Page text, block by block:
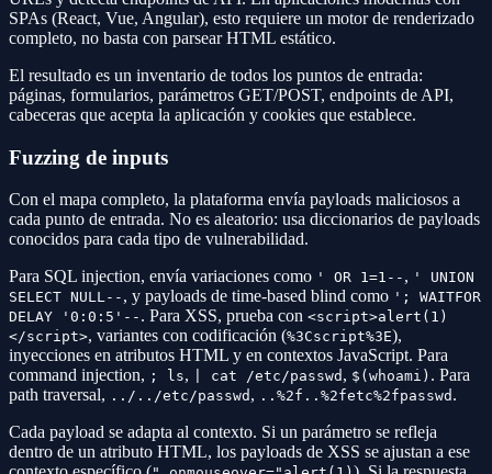
SPAs (React, Vue, Angular), esto requiere un motor de renderizado
completo, no basta con parsear HTML estático.
El resultado es un inventario de todos los puntos de entrada:
páginas, formularios, parámetros GET/POST, endpoints de API,
cabeceras que acepta la aplicación y cookies que establece.
Fuzzing de inputs
Con el mapa completo, la plataforma envía payloads maliciosos a
cada punto de entrada. No es aleatorio: usa diccionarios de payloads
conocidos para cada tipo de vulnerabilidad.
Para SQL injection, envía variaciones como ' OR 1=1-- , ' UNION
SELECT NULL-- , y payloads de time-based blind como '; WAITFOR
DELAY '0:0:5'-- . Para XSS, prueba con <script>alert(1)
</script>, variantes con codificación (%3Cscript%3E),
inyecciones en atributos HTML y en contextos JavaScript. Para
command injection, ; ls, | cat /etc/passwd , $(whoami) . Para
path traversal, ../../etc/passwd , ..%2f..%2fetc%2fpasswd .
Cada payload se adapta al contexto. Si un parámetro se refleja
dentro de un atributo HTML, los payloads de XSS se ajustan a ese